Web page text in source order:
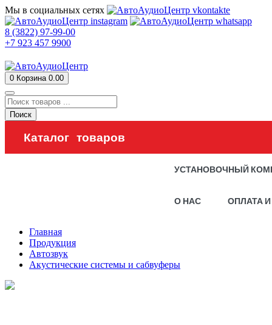
Мы в социальных сетях
8 (3822) 97-99-00
+7 923 457 9900
0 Корзина 0.00
Поиск
Каталог товаров
УСТАНОВОЧНЫЙ
О НАС ОПЛАТА
Главная
Продукция
Автозвук
Акустические системы и сабвуферы